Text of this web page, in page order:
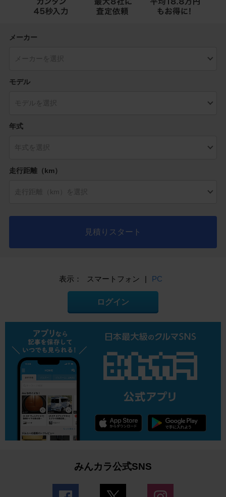
メーカー
モデル
年式
走行距離（km）
見積りスタート
表示： スマートフォン | PC
ログイン
みんカラ公式SNS